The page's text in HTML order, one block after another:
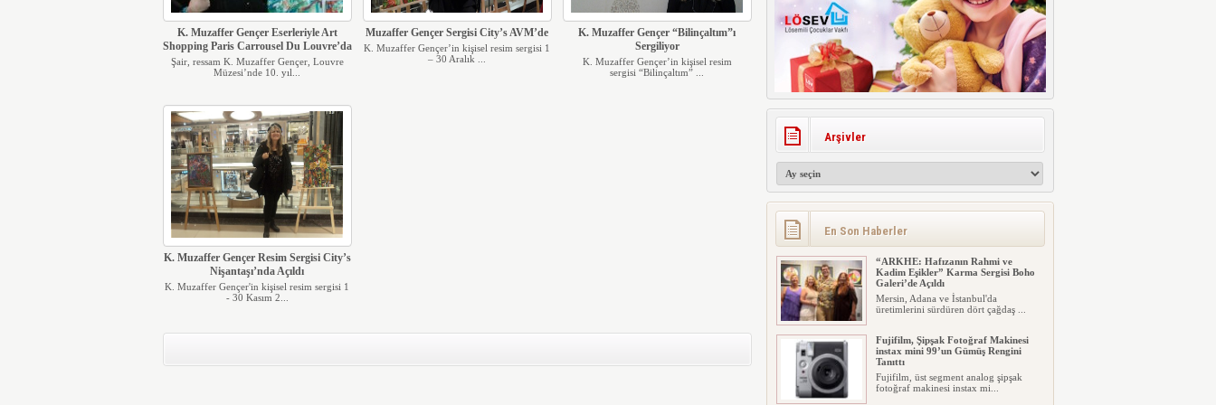
K. Muzaffer Gençer Eserleriyle Art
Shopping Paris Carrousel Du Louvre’da
Şair, ressam K. Muzaffer Gençer, Louvre
Müzesi’nde 10. yıl...
Muzaffer Gençer Sergisi City’s AVM’de
K. Muzaffer Gençer’in kişisel resim sergisi 1
– 30 Aralık ...
K. Muzaffer Gençer “Bilinçaltım”ı
Sergiliyor
K. Muzaffer Gençer’in kişisel resim
sergisi “Bilinçaltım” ...
K. Muzaffer Gençer Resim Sergisi City’s
Nişantaşı’nda Açıldı
K. Muzaffer Gençer'in kişisel resim sergisi 1
- 30 Kasım 2...
Arşivler
En Son Haberler
“ARKHE: Hafızanın Rahmi ve
Kadim Eşikler” Karma Sergisi Boho
Galeri’de Açıldı
Mersin, Adana ve İstanbul'da
üretimlerini sürdüren dört çağdaş ...
Fujifilm, Şipşak Fotoğraf Makinesi
instax mini 99’un Gümüş Rengini
Tanıttı
Fujifilm, üst segment analog şipşak
fotoğraf makinesi instax mi...